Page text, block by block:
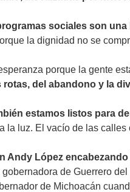
sociales son
la dignidad no se
porque la gente
del abandono y la
estamos listos para
la luz. El vacío de las
López
de Guerrero
de Michoacán